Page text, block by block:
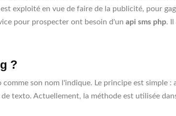
exploité en vue de faire de la publicité, pour
pour prospecter ont besoin d'un api sms php.
?
comme son nom l'indique. Le principe est simple
texto. Actuellement, la méthode est utilisée